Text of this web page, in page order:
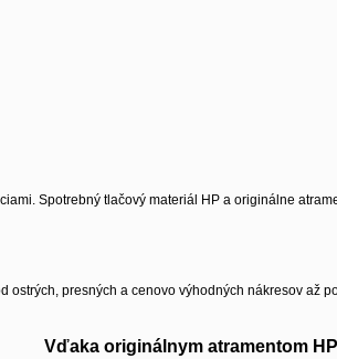
Spotrebný tlačový materiál HP a originálne
presných a cenovo výhodných nákresov až
Vďaka originálnym atramentom